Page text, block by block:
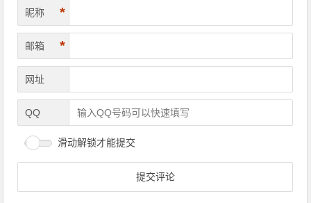
昵称 *
邮箱 *
网址
QQ
滑动解锁才能提交